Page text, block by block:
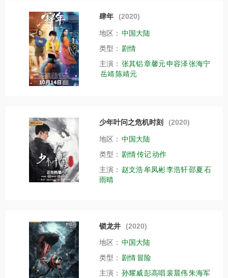
肆年 (2020)
地区： 中国大陆
类型： 剧情
主演： 张其铝章馨元申容泽张海宁
岳靖 陈靖元
少年叶问之危机时刻 (2020)
地区： 中国大陆
类型： 剧情传记动作
主演： 赵文浩牟凤彬李浩轩邵夏石
雨晴
锁龙井 (2020)
地区： 中国大陆
类型： 剧情冒险
主演： 孙耀威彭高唱裴晨伟朱海军